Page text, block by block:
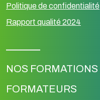
Politique de confidentialité
Rapport qualité 2024
NOS FORMATIONS
FORMATEURS